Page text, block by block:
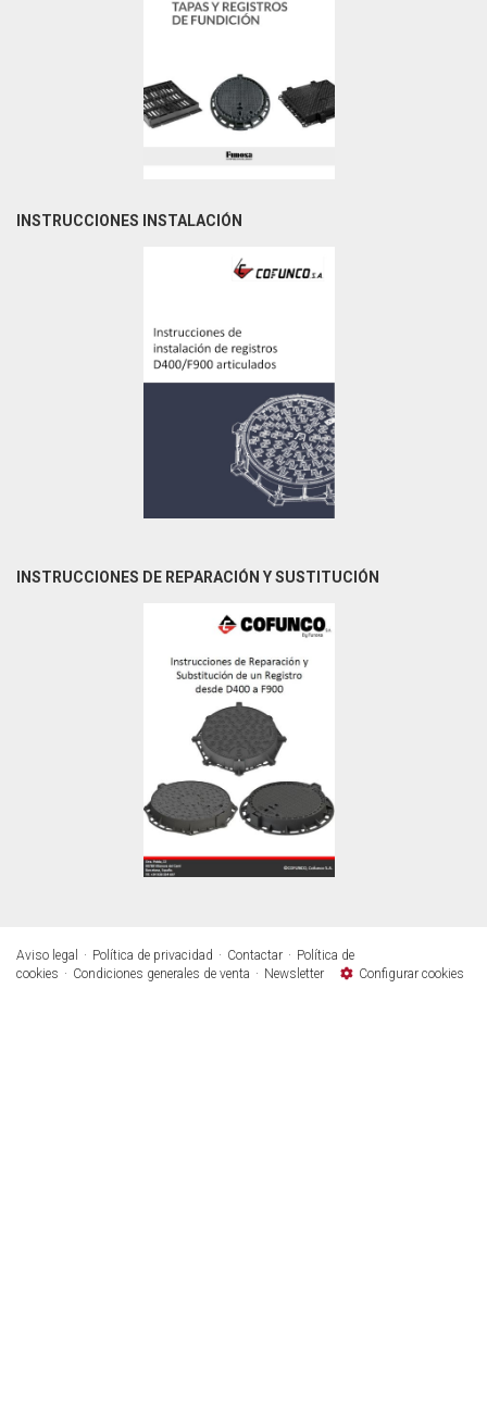
INSTRUCCIONES INSTALACIÓN
INSTRUCCIONES DE REPARACIÓN Y SUSTITUCIÓN
Aviso legal Política de privacidad Contactar
Política de
cookies
Condiciones generales de venta Newsletter Configurar cookies